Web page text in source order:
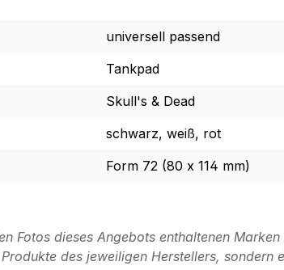
universell passend
Tankpad
Skull's & Dead
schwarz, weiß, rot
Form 72 (80 x 114 mm)
Fotos dieses Angebots enthaltenen
des jeweiligen Herstellers,